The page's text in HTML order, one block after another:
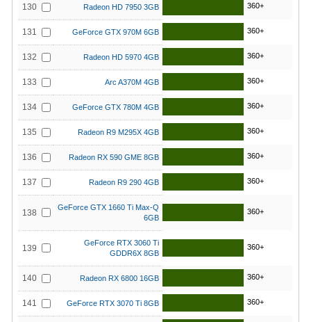
130 Radeon HD 7950 3GB 360+
131 GeForce GTX 970M 6GB 360+
132 Radeon HD 5970 4GB 360+
133 Arc A370M 4GB 360+
134 GeForce GTX 780M 4GB 360+
135 Radeon R9 M295X 4GB 360+
136 Radeon RX 590 GME 8GB 360+
137 Radeon R9 290 4GB 360+
138
GeForce GTX 1660 Ti Max-Q
6GB
360+
139
GeForce RTX 3060 Ti
GDDR6X 8GB
360+
140 Radeon RX 6800 16GB 360+
141 GeForce RTX 3070 Ti 8GB 360+